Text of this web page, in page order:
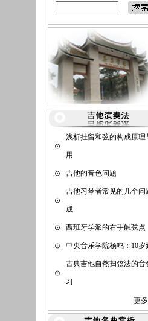
浅析挂留和弦的构成原理
用
吉他的音色问题
吉他习琴者常见的几个问
成
西班牙学派的右手触弦点
中央音乐学院杨鸣：10岁
古典吉他自然扫弦法的音
习
更